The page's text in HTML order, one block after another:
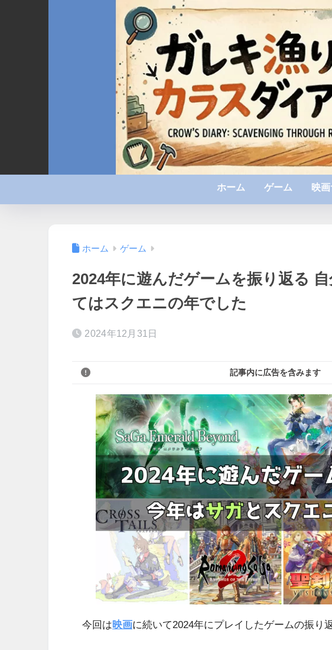
ホーム ゲーム 映
ホーム ゲーム
2024年に遊んだゲームを振り返る
てはスクエニの年でした
2024年12月31日
記事内に広告を含みます
今回は映画に続いて2024年にプレイしたゲームの振り返